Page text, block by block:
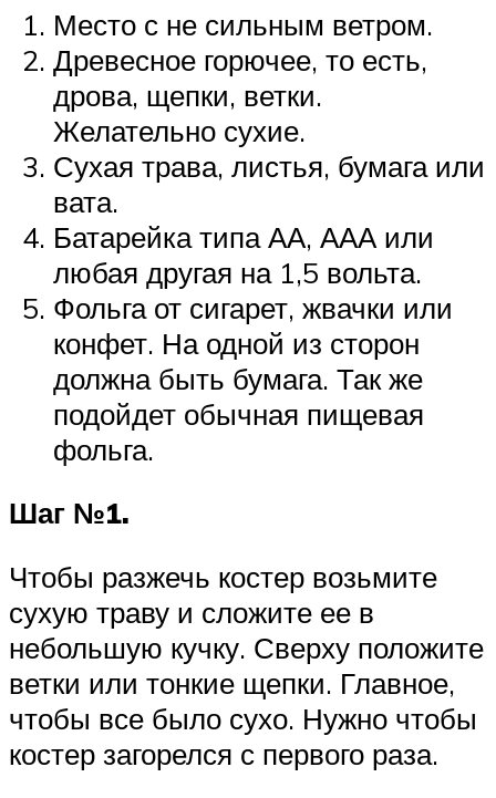
Место с не сильным ветром.
Древесное горючее, то есть,
дрова, щепки, ветки.
Желательно сухие.
Сухая трава, листья, бумага или
вата.
Батарейка типа АА, ААА или
любая другая на 1,5 вольта.
Фольга от сигарет, жвачки или
конфет. На одной из сторон
должна быть бумага. Так же
подойдет обычная пищевая
фольга.
Шаг №1.
Чтобы разжечь костер возьмите
сухую траву и сложите ее в
небольшую кучку. Сверху положите
ветки или тонкие щепки. Главное,
чтобы все было сухо. Нужно чтобы
костер загорелся с первого раза.